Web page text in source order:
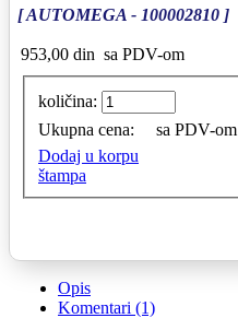
[ AUTOMEGA - 100002810 ]
953,00 din sa PDV-om
količina:
Ukupna cena:
sa PDV-om
Dodaj u korpu
štampa
Opis
Komentari (1)